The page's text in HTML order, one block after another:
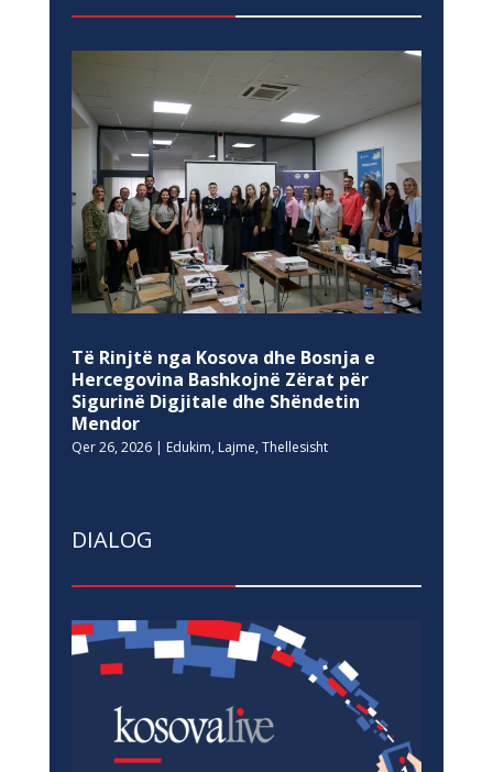
Të Rinjtë nga Kosova dhe Bosnja e
Hercegovina Bashkojnë Zërat për
Sigurinë Digjitale dhe Shëndetin
Mendor
Qer 26, 2026| Edukim, Lajme, Thellesisht
DIALOG